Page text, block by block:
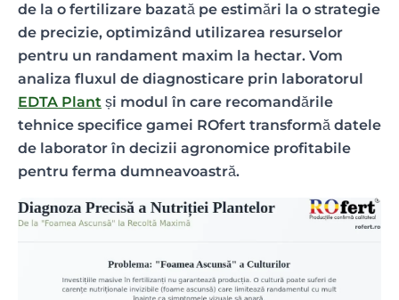
de la o fertilizare bazată pe estimări la o strategie
de precizie, optimizând utilizarea resurselor
pentru un randament maxim la hectar. Vom
analiza fluxul de diagnosticare prin laboratorul
EDTA Plant și modul în care recomandările
tehnice specifice gamei ROfert transformă datele
de laborator în decizii agronomice profitabile
pentru ferma dumneavoastră.